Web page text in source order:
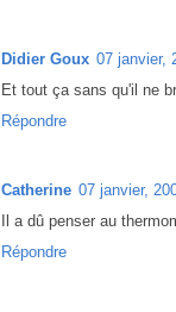
Didier Goux 07 janvier,
Et tout ça sans qu'il ne
Répondre
Catherine 07 janvier,
Il a dû penser au
Répondre